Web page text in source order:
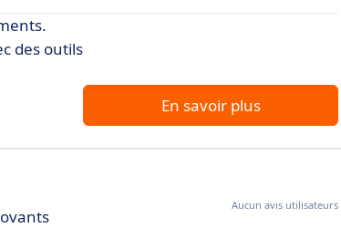
des outils
En savoir plus
Aucun avis utilisateurs